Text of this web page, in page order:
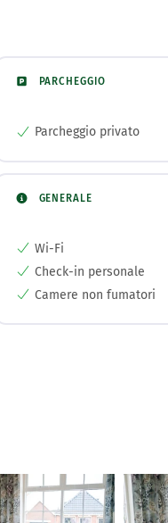
PARCHEGGIO
Parcheggio privato
GENERALE
Wi-Fi
Check-in personale
Camere non fumatori